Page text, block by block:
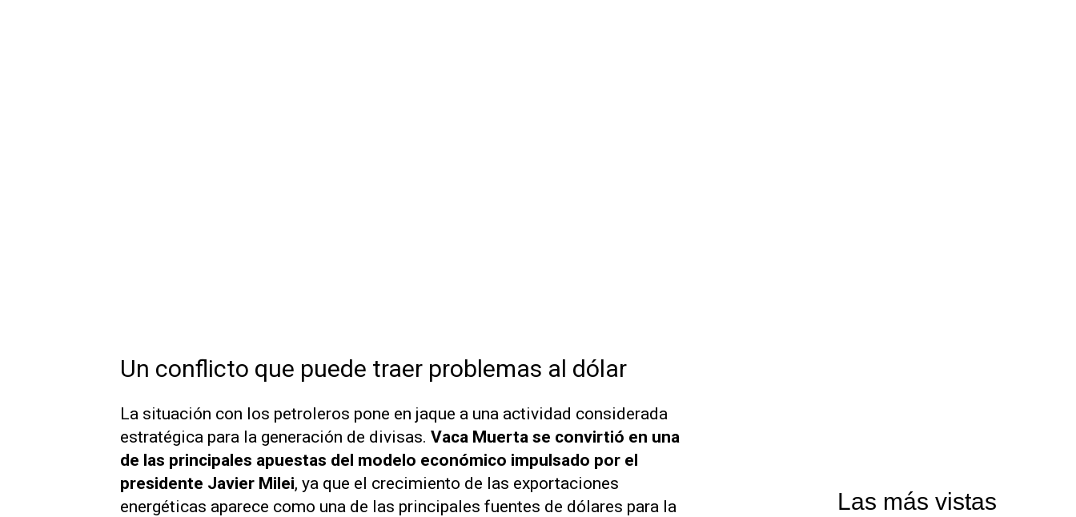
Un conflicto que puede traer problemas al dólar
La situación con los petroleros pone en jaque a una actividad considerada
estratégica para la generación de divisas. Vaca Muerta se convirtió en una
de las principales apuestas del modelo económico impulsado por el
presidente Javier Milei, ya que el crecimiento de las exportaciones
energéticas aparece como una de las principales fuentes de dólares para la
Las más vistas